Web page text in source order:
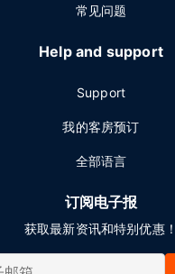
常见问题
Help and support
Support
我的客房预订
全部语言
订阅电子报
获取最新资讯和特别优惠！